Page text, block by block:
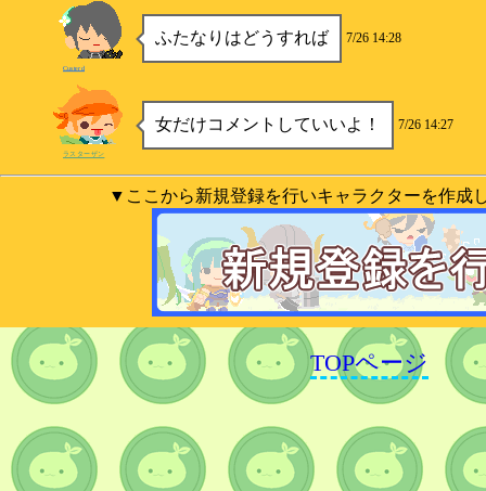
ふたなりはどうすれば 7/26 14:28
Custerd
女だけコメントしていいよ！ 7/26 14:27
ラスターザン
▼ここから新規登録を行いキャラクターを作成
TOPページ